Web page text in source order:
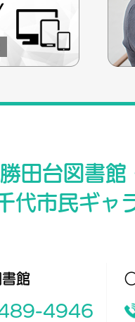
田台図書館
代市民ギャ
館
4946
○